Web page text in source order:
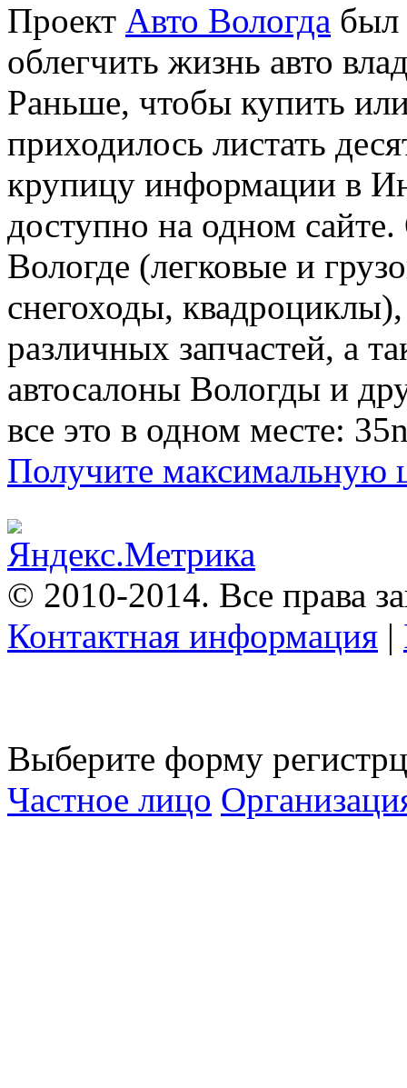
Проект Авто Вологда был
облегчить жизнь авто
Раньше, чтобы купить
приходилось листать
крупицу информации в
доступно на одном
Вологде (легковые и
снегоходы,
различных запчастей, а
автосалоны Вологды и
все это в одном месте:
Получите максимальную
© 2010-2014. Все права
Контактная информация |
Выберите форму
Частное лицо